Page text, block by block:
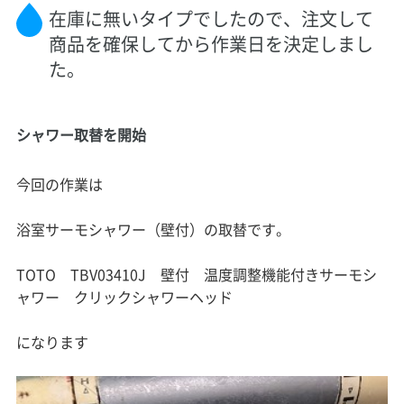
在庫に無いタイプでしたので、注文して
商品を確保してから作業日を決定しまし
た。
シャワー取替を開始
今回の作業は
浴室サーモシャワー（壁付）の取替です。
TOTO TBV03410J 壁付 温度調整機能付きサーモシ
ャワー クリックシャワーヘッド
になります